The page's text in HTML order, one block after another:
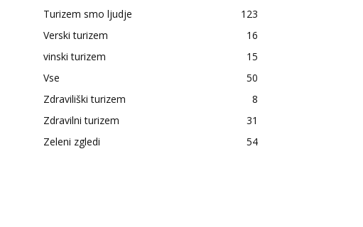
Turizem smo ljudje
123
Verski turizem
16
vinski turizem
15
Vse
50
Zdraviliški turizem
8
Zdravilni turizem
31
Zeleni zgledi
54